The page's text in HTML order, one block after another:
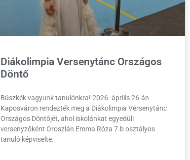
Diákolimpia Versenytánc Országos
Döntő
Büszkék vagyunk tanulónkra! 2026. április 26-án
Kaposváron rendezték meg a Diákolimpia Versenytánc
Országos Döntőjét, ahol iskolánkat egyedüli
versenyzőként Oroszlán Emma Róza 7.b osztályos
tanuló képviselte.